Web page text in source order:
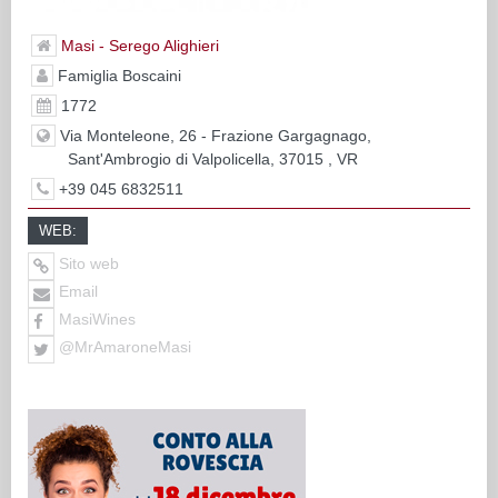
Masi - Serego Alighieri
Famiglia Boscaini
1772
Via Monteleone, 26 - Frazione Gargagnago,
Sant'Ambrogio di Valpolicella, 37015 , VR
+39 045 6832511
WEB:
Sito web
Email
MasiWines
@MrAmaroneMasi